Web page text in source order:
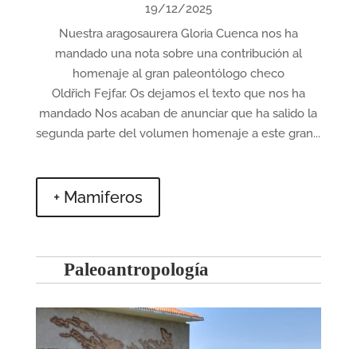
19/12/2025
Nuestra aragosaurera Gloria Cuenca nos ha
mandado una nota sobre una contribución al
homenaje al gran paleontólogo checo
Oldřich Fejfar. Os dejamos el texto que nos ha
mandado Nos acaban de anunciar que ha salido la
segunda parte del volumen homenaje a este gran...
+ Mamiferos
Paleoantropología